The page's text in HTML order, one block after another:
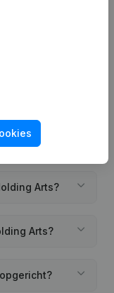
Arts?
Arts?
Arts?